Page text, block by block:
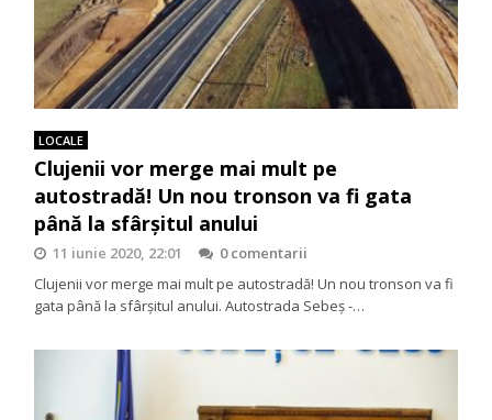
LOCALE
Clujenii vor merge mai mult pe
autostradă! Un nou tronson va fi gata
până la sfârşitul anului
11 iunie 2020, 22:01
0 comentarii
Clujenii vor merge mai mult pe autostradă! Un nou tronson va fi
gata până la sfârşitul anului. Autostrada Sebeş -…